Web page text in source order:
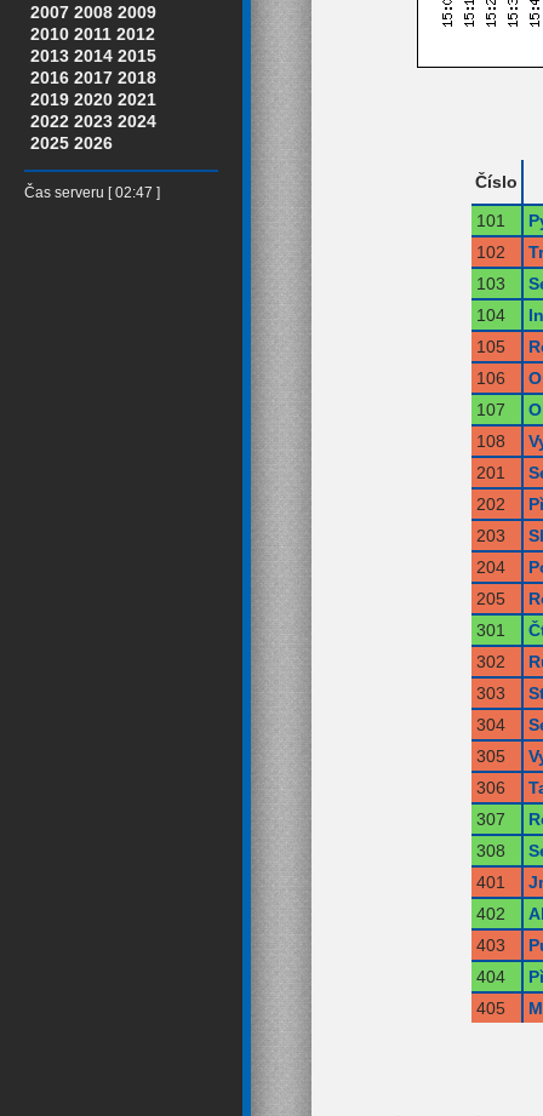
2007 2008 2009
2010 2011 2012
2013 2014 2015
2016 2017 2018
2019 2020 2021
2022 2023 2024
2025 2026
Čas serveru [ 02:47 ]
Číslo
101
102
103
104
105
106
107
108
201
202
203
204
205
301
302
303
304
305
306
307
308
401
402
403
404
405